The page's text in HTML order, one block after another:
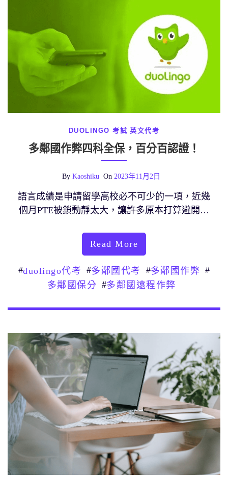
DUOLINGO 考試 英文代考
多鄰國作弊四科全保，百分百認證！
By Kaoshiku On 2023年11月2日
語言成績是申請留學高校必不可少的一項，近幾
個月PTE被鎖動靜太大，讓許多原本打算避開…
Read More
#duolingo代考 #多鄰國代考 #多鄰國作弊 #
多鄰國保分 #多鄰國遠程作弊